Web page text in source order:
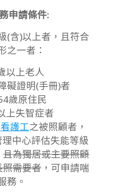
申請條件:
(含)以上者，且符合
之一者：
以上老人
礙證明(手冊)者
歲原住民
上失智症者
護工之被照顧者，
中心評估失能等級
且為獨居或主要照顧
需要者 ，可申請喘
務。